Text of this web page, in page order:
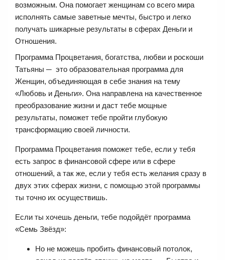
возможным. Она помогает женщинам со всего мира
исполнять самые заветные мечты, быстро и легко
получать шикарные результаты в сферах Деньги и
Отношения.
Программа Процветания, богатства, любви и роскоши
Татьяны ─ это образовательная программа для
Женщин, объединяющая в себе знания на тему
«Любовь и Деньги». Она направлена на качественное
преобразование жизни и даст тебе мощные
результаты, поможет тебе пройти глубокую
трансформацию своей личности.
Программа Процветания поможет тебе, если у тебя
есть запрос в финансовой сфере или в сфере
отношений, а так же, если у тебя есть желания сразу в
двух этих сферах жизни, с помощью этой программы
ты точно их осуществишь.
Если ты хочешь деньги, тебе подойдёт программа
«Семь Звёзд»:
Но не можешь пробить финансовый потолок,